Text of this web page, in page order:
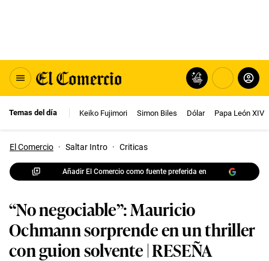
Temas del día Keiko Fujimori Simon Biles Dólar Papa León XIV
El Comercio · Saltar Intro · Criticas
Añadir El Comercio como fuente preferida en
“No negociable”: Mauricio
Ochmann sorprende en un thriller
con guion solvente | RESEÑA